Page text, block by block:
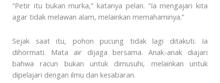
“Petir itu bukan murka,” katanya pelan. “Ia mengajari kita
agar tidak melawan alam, melainkan memahaminya.”
Sejak saat itu, pohon pucung tidak lagi ditakuti. Ia
dihormati. Mata air dijaga bersama. Anak-anak diajari
bahwa racun bukan untuk dimusuhi, melainkan untuk
dipelajari dengan ilmu dan kesabaran.